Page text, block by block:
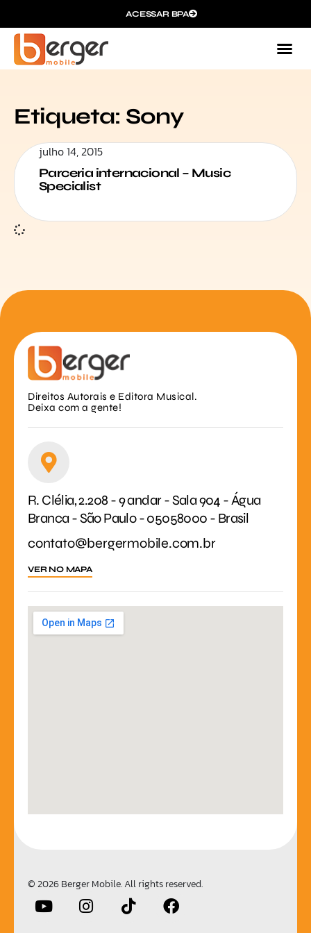
ACESSAR BPA
Etiqueta: Sony
julho 14, 2015
Parceria internacional – Music
Specialist
Direitos Autorais e Editora Musical.
Deixa com a gente!
R. Clélia, 2.208 - 9 andar - Sala 904 - Água
Branca - São Paulo - 05058000 - Brasil
contato@bergermobile.com.br
VER NO MAPA
© 2026 Berger Mobile. All rights reserved.